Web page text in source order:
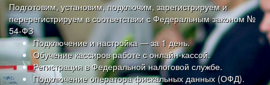
Подготовим, установим, подключим, зарегистрируем и
перерегистрируем в соответствии с Федеральным законом №
54-ФЗ
Подключение и настройка — за 1 день.
Обучение кассиров работе с онлайн-кассой.
Регистрация в Федеральной налоговой службе.
Подключение оператора фискальных данных (ОФД).